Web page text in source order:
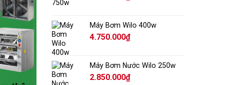
Máy Bơm Wilo 400w
4.750.000₫
Máy Bơm Nước Wilo 250w
2.850.000₫